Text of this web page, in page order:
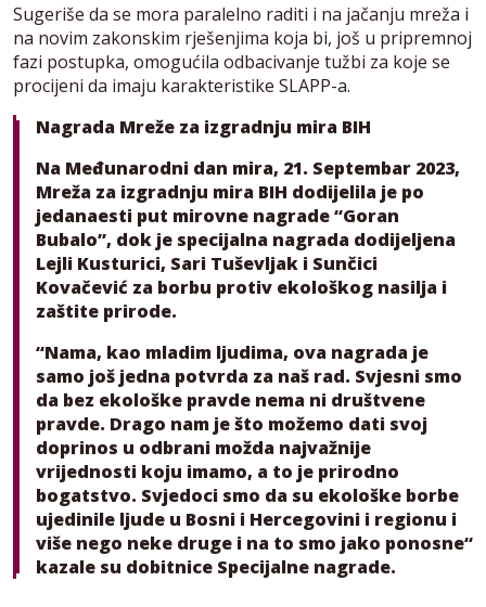
Sugeriše da se mora paralelno raditi i na jačanju mreža i
na novim zakonskim rješenjima koja bi, još u pripremnoj
fazi postupka, omogućila odbacivanje tužbi za koje se
procijeni da imaju karakteristike SLAPP-a.
Nagrada Mreže za izgradnju mira BIH
Na Međunarodni dan mira, 21. Septembar 2023,
Mreža za izgradnju mira BIH dodijelila je po
jedanaesti put mirovne nagrade “Goran
Bubalo”, dok je specijalna nagrada dodijeljena
Lejli Kusturici, Sari Tuševljak i Sunčici
Kovačević za borbu protiv ekološkog nasilja i
zaštite prirode.
“Nama, kao mladim ljudima, ova nagrada je
samo još jedna potvrda za naš rad. Svjesni smo
da bez ekološke pravde nema ni društvene
pravde. Drago nam je što možemo dati svoj
doprinos u odbrani možda najvažnije
vrijednosti koju imamo, a to je prirodno
bogatstvo. Svjedoci smo da su ekološke borbe
ujedinile ljude u Bosni i Hercegovini i regionu i
više nego neke druge i na to smo jako ponosne“
kazale su dobitnice Specijalne nagrade.